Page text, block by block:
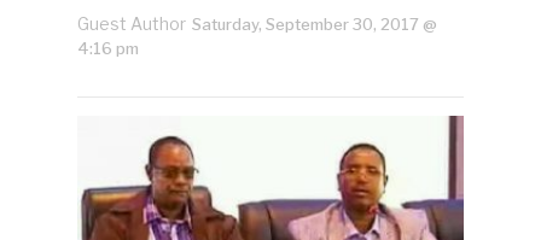
Guest Author Saturday, September 30, 2017 @
4:16 pm